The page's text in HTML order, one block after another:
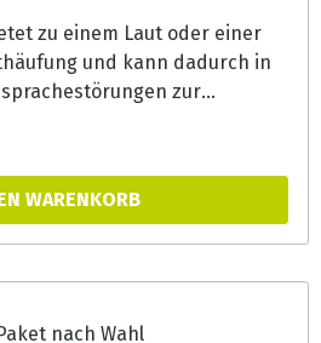
zu einem Laut oder einer
und kann dadurch in
zur
eingesetzt werden.
bieten die Puzzles bunte
zur
und Wortschatzerweiterung
WARENKORB